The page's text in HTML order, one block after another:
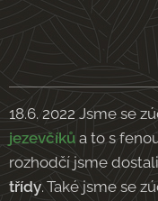
18.6. 2022 Jsme se
jezevčíků a to s
rozhodčí jsme dostali
třídy. Také jsme se